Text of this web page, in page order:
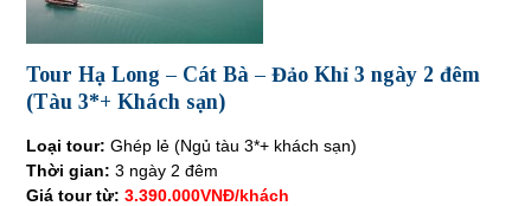
Tour Hạ Long – Cát Bà – Đảo Khỉ 3 ngày 2 đêm
(Tàu 3*+ Khách sạn)
Loại tour:Ghép lẻ (Ngủ tàu 3*+ khách sạn)
Thời gian: 3 ngày 2 đêm
Giá tour từ: 3.390.000VNĐ/khách